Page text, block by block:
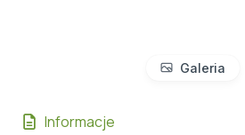
Galeria
Informacje